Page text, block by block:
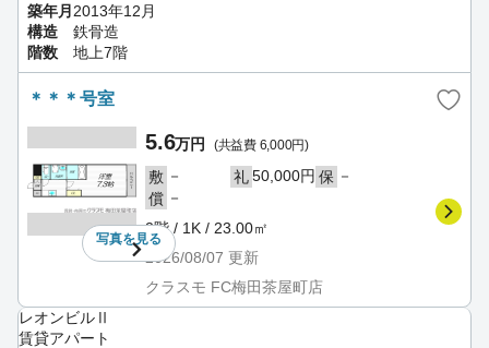
築年月2013年12月
構造
鉄骨造
階数
地上7階
＊＊＊号室
写真を見る
5.6万円 (共益費 6,000円)
敷 － 礼50,000円 保 －
償 －
2階 / 1K / 23.00㎡
2026/08/07 更新
クラスモ FC梅田茶屋町店
レオンビルⅡ
賃貸アパート